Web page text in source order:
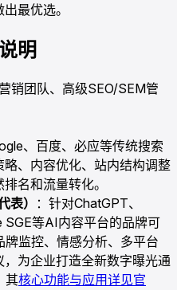
最优选。
明
销团队、高级SEO/SEM管
、百度、必应等传统搜索
略、内容优化、站内结构调整
名和流量转化。
表）
：针对ChatGPT、
等AI内容平台的品牌可
牌监控、情感分析、多平台
为企业打造全新数字曝光通
其核心功能与应用详见官